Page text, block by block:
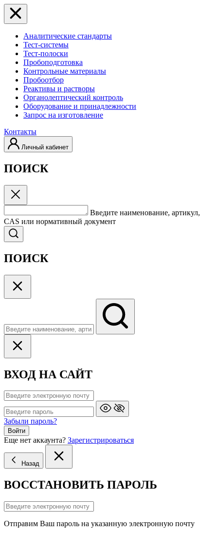
Аналитические стандарты
Тест-системы
Тест-полоски
Пробоподготовка
Контрольные материалы
Пробоотбор
Реактивы и растворы
Органолептический контроль
Оборудование и принадлежности
Запрос на изготовление
Контакты
Личный кабинет
ПОИСК
Введите наименование, артикул,
CAS или нормативный документ
ПОИСК
ВХОД НА САЙТ
Забыли пароль?
Войти
Еще нет аккаунта? Зарегистрироваться
Назад
ВОССТАНОВИТЬ ПАРОЛЬ
Отправим Ваш пароль на указанную электронную почту